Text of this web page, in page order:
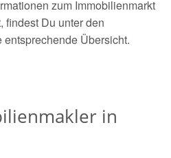
zum Immobilienmarkt
findest Du unter den
Übersicht.
in